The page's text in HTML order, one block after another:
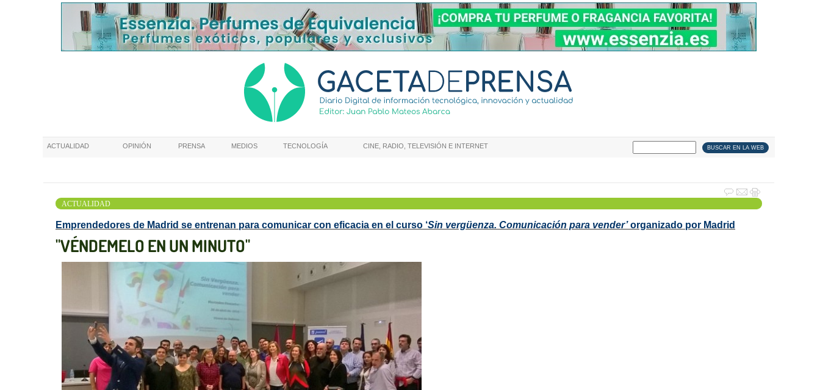
ACTUALIDAD OPINIÓN PRENSA MEDIOS TECNOLOGÍA CINE, RADIO, TELEVISIÓN E INTERNET
ACTUALIDAD
Emprendedores de Madrid se entrenan para comunicar con eficacia en el curso ‘Sin vergüenza. Comunicación para vender’organizado por Madrid
"VÉNDEMELO EN UN MINUTO"